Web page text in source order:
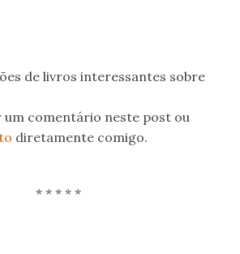
de livros interessantes sobre
um comentário neste post ou
diretamente comigo.
* * * * *